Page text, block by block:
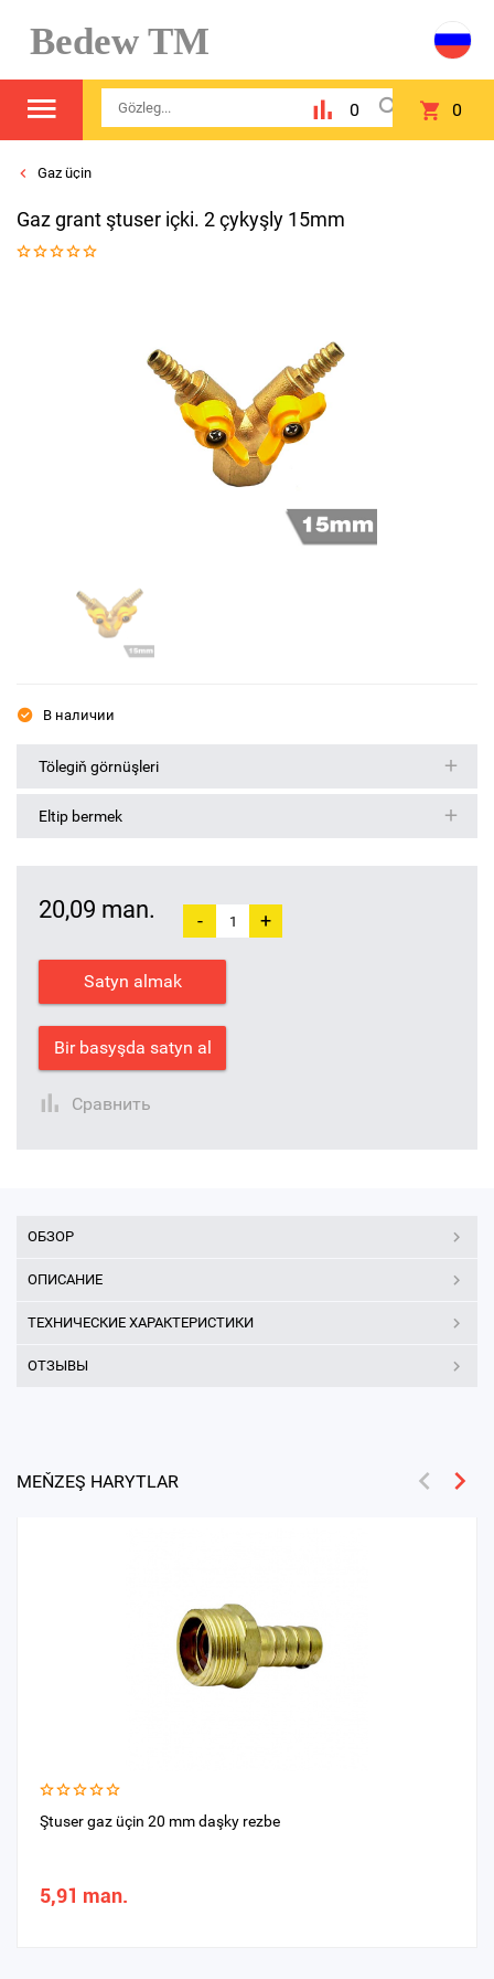
Bedew TM
0 0
Gaz üçin
Gaz grant ştuser içki. 2 çykyşly 15mm
В наличии
Tölegiň görnüşleri
Eltip bermek
20,09 man. - +
Satyn almak
Bir basyşda satyn al
Сравнить
ОБЗОР
ОПИСАНИЕ
ТЕХНИЧЕСКИЕ ХАРАКТЕРИСТИКИ
ОТЗЫВЫ
MEŇZEŞ HARYTLAR
Ştuser gaz üçin 20 mm daşky rezbe
5,91 man.